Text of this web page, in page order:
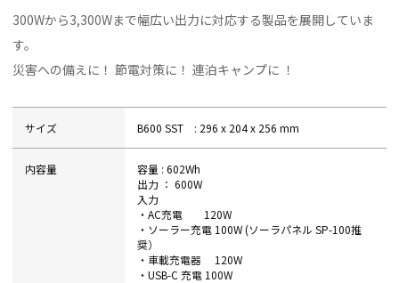
300Wから3,300Wまで幅広い出力に対応する製品を展開していま
す。
災害への備えに！ 節電対策に！ 連泊キャンプに ！
サイズ B600 SST : 296 x 204 x 256 mm
内容量
容量 : 602Wh
出力 ： 600W
入力
・AC充電 120W
・ソーラー充電 100W (ソーラパネル SP-100推
奨）
・車載充電器 120W
・USB-C 充電 100W